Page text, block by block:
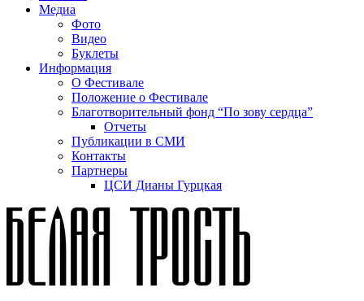
Медиа
Фото
Видео
Буклеты
Информация
О Фестивале
Положение о Фестивале
Благотворительный фонд “По зову сердца”
Отчеты
Публикации в СМИ
Контакты
Партнеры
ЦСИ Дианы Гурцкая